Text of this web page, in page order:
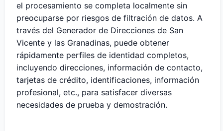
el procesamiento se completa localmente sin
preocuparse por riesgos de filtración de datos. A
través del Generador de Direcciones de San
Vicente y las Granadinas, puede obtener
rápidamente perfiles de identidad completos,
incluyendo direcciones, información de contacto,
tarjetas de crédito, identificaciones, información
profesional, etc., para satisfacer diversas
necesidades de prueba y demostración.